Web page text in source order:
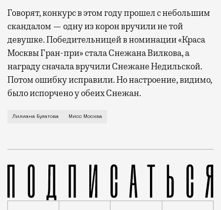
Говорят, конкурс в этом году прошел с небольшим
скандалом — одну из корон вручили не той
девушке. Победительницей в номинации «Краса
Москвы Гран-при» стала Снежана Вилкова, а
награду сначала вручили Снежане Недильской.
Потом ошибку исправили. Но настроение, видимо,
было испорчено у обеих Снежан.
Вчера были подведены итоги 29-го московского
Лилиана Булатова Мисс Москва